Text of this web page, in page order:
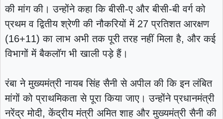
की मांग की। उन्होंने कहा कि बीसी-ए और बीसी-बी वर्ग को
प्रथम व द्वितीय श्रेणी की नौकरियों में 27 प्रतिशत आरक्षण
(16+11) का लाभ अभी तक पूरी तरह नहीं मिला है, और कई
विभागों में बैकलॉग भी खाली पड़े हैं।
रंबा ने मुख्यमंत्री नायब सिंह सैनी से अपील की कि इन लंबित
मांगों को प्राथमिकता से पूरा किया जाए। उन्होंने प्रधानमंत्री
नरेंद्र मोदी, केंद्रीय मंत्री अमित शाह और मुख्यमंत्री सैनी की